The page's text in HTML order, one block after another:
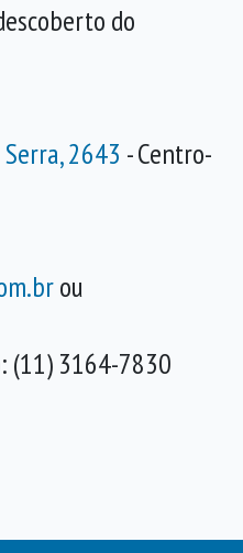
do
Serra, 2643 - Centro-
ou
(11) 3164-7830